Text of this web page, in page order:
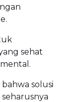
sehat
solusi